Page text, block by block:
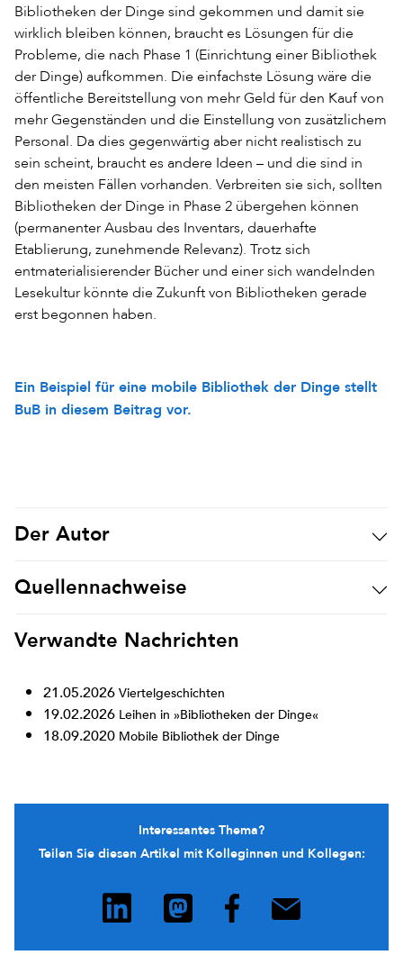
Bibliotheken der Dinge sind gekommen und damit sie
wirklich bleiben können, braucht es Lösungen für die
Probleme, die nach Phase 1 (Einrichtung einer Bibliothek
der Dinge) aufkommen. Die einfachste Lösung wäre die
öffentliche Bereitstellung von mehr Geld für den Kauf von
mehr Gegenständen und die Einstellung von zusätzlichem
Personal. Da dies gegenwärtig aber nicht realistisch zu
sein scheint, braucht es andere Ideen – und die sind in
den meisten Fällen vorhanden. Verbreiten sie sich, sollten
Bibliotheken der Dinge in Phase 2 übergehen können
(permanenter Ausbau des Inventars, dauerhafte
Etablierung, zunehmende Relevanz). Trotz sich
entmaterialisierender Bücher und einer sich wandelnden
Lesekultur könnte die Zukunft von Bibliotheken gerade
erst begonnen haben.
Ein Beispiel für eine mobile Bibliothek der Dinge stellt
BuB in diesem Beitrag vor.
Der Autor
Quellennachweise
Verwandte Nachrichten
21.05.2026Viertelgeschichten
19.02.2026 Leihen in »Bibliotheken der Dinge«
18.09.2020 Mobile Bibliothek der Dinge
Interessantes Thema?
Teilen Sie diesen Artikel mit Kolleginnen und Kollegen: